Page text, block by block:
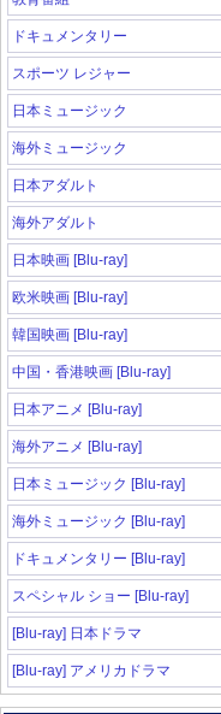
ドキュメンタリー
スポーツ レジャー
日本ミュージック
海外ミュージック
日本アダルト
海外アダルト
日本映画 [Blu-ray]
欧米映画 [Blu-ray]
韓国映画 [Blu-ray]
中国・香港映画 [Blu-ray]
日本アニメ [Blu-ray]
海外アニメ [Blu-ray]
日本ミュージック [Blu-ray]
海外ミュージック [Blu-ray]
ドキュメンタリー [Blu-ray]
スペシャル ショー [Blu-ray]
[Blu-ray] 日本ドラマ
[Blu-ray] アメリカドラマ